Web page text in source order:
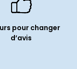
pour changer
d’avis